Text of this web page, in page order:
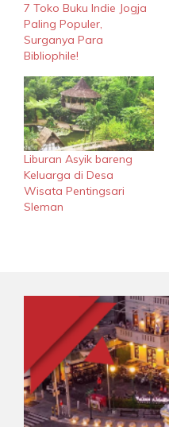
7 Toko Buku Indie Jogja
Paling Populer,
Surganya Para
Bibliophile!
Liburan Asyik bareng
Keluarga di Desa
Wisata Pentingsari
Sleman